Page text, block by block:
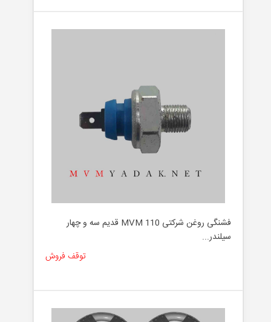
فشنگی روغن شرکتی MVM 110 قدیم سه و چهار
سیلندر...
توقف فروش